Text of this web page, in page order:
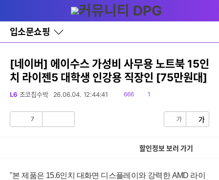
와
홈
입소문쇼핑
바
로
기
레
이
창
글
[네이버] 에이수스 가성비 사무용 노트북 15인
치 라이젠5 대학생 인강용 직장인 [75만원대]
L6 초코칩수박 26.06.04. 12:44:41
읽
666
댓1
7 가 가
할인정보 보러 가기
"본 제품은 15.6인치 대화면 디스플레이와 강력한 AMD 라이